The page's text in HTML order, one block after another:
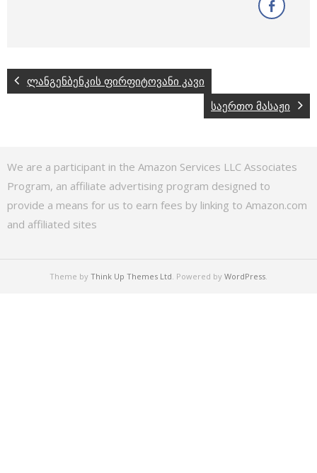
ლანგენბენკის ფირფიტოვანი კავი
საერთო მასაჟი
We are a participant in the Amazon Services LLC Associates
Program, an affiliate advertising program designed to
provide a means for us to earn fees by linking to Amazon.com
and affiliated sites
Theme by Think Up Themes Ltd. Powered by WordPress.